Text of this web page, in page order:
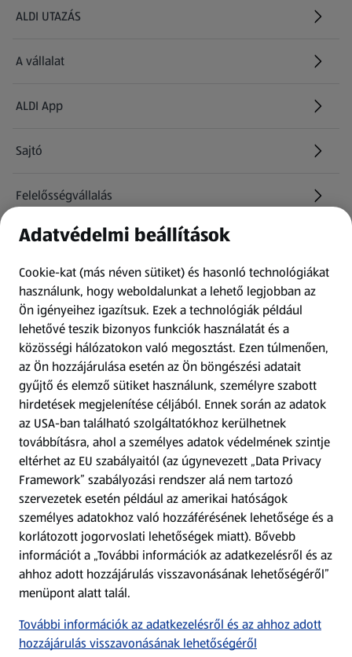
ALDI UTAZÁS
(új oldalon nyílik meg)
A vállalat
ALDI App
Sajtó
Felelősségvállalás
Információk
Kérdőív
Fizetési lehetőségek
ALDI utalványok
Árcsökkentés
Adattörlő alkalmazás
Szervizpont
(új oldalon nyílik meg)
Fedezz fel minket az interneten!
Töltsd le az ALDI Magyarország applikációt!
Adatvédelmi beállítások
Cookie-kat (más néven sütiket) és hasonló technológiákat
használunk, hogy weboldalunkat a lehető legjobban az
Ön igényeihez igazítsuk. Ezek a technológiák például
lehetővé teszik bizonyos funkciók használatát és a
közösségi hálózatokon való megosztást. Ezen túlmenően,
az Ön hozzájárulása esetén az Ön böngészési adatait
gyűjtő és elemző sütiket használunk, személyre szabott
hirdetések megjelenítése céljából. Ennek során az adatok
az USA-ban található szolgáltatókhoz kerülhetnek
továbbításra, ahol a személyes adatok védelmének szintje
eltérhet az EU szabályaitól (az úgynevezett „Data Privacy
Framework” szabályozási rendszer alá nem tartozó
szervezetek esetén például az amerikai hatóságok
személyes adatokhoz való hozzáférésének lehetősége és a
korlátozott jogorvoslati lehetőségek miatt). Bővebb
információt a „További információk az adatkezelésről és az
ahhoz adott hozzájárulás visszavonásának lehetőségéről”
menüpont alatt talál.
További információk az adatkezelésről és az ahhoz adott
hozzájárulás visszavonásának lehetőségéről